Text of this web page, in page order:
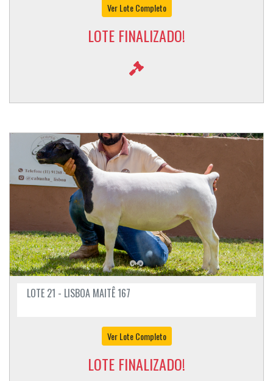
Ver Lote Completo
LOTE FINALIZADO!
LOTE 21 - LISBOA MAITÊ 167
Ver Lote Completo
LOTE FINALIZADO!